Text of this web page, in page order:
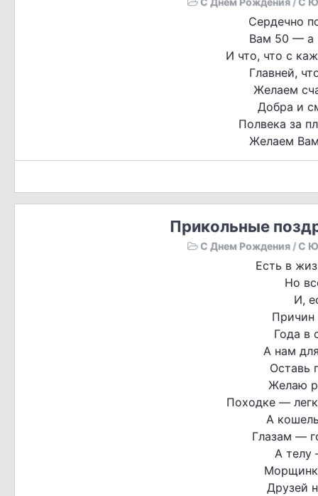
Сердечно
Вам 50 — а
И что, что с
Главней,
Желаем
Добра и
Полвека за
Желаем
Прикольные
С Днем Рождения / С
Есть в
Но
И,
Причин
Года в
А нам
Оставь
Желаю
Походке —
А
Глазам —
А телу
Друзей